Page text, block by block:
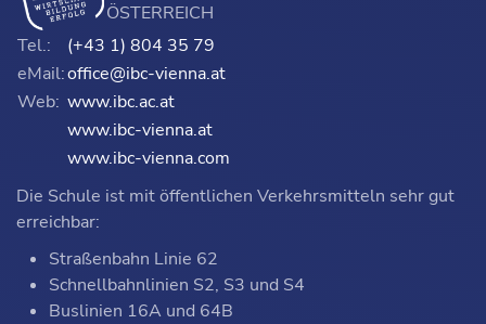
ÖSTERREICH
Tel.:
(+43 1) 804 35 79
eMail:office@ibc-vienna.at
Web: www.ibc.ac.at
www.ibc-vienna.at
www.ibc-vienna.com
Die Schule ist mit öffentlichen Verkehrsmitteln sehr gut
erreichbar:
Straßenbahn Linie 62
Schnellbahnlinien S2, S3 und S4
Buslinien 16A und 64B